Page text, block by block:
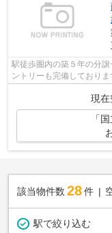
駅徒歩圏内の築５年の分
ントリーも完備しており
なります。敷地内にバイク
現在
「
該当物件数 28件
駅で絞り込む